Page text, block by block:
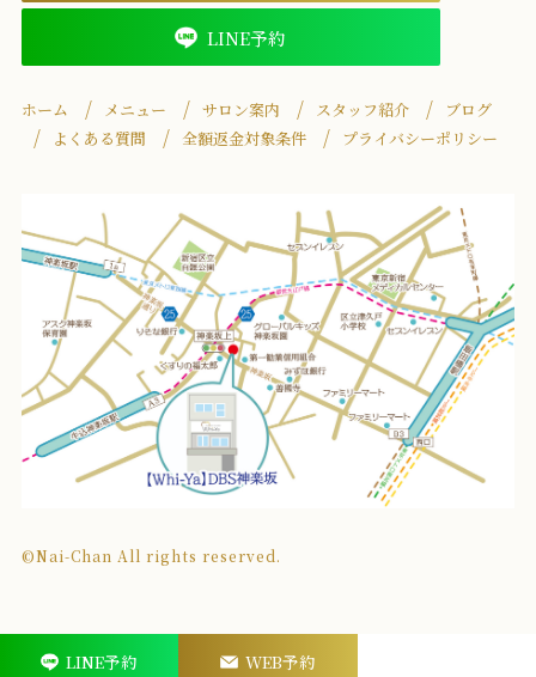
LINE予約
ホーム メニュー サロン案内 スタッフ紹介
ブログ
よくある質問
全額返金対象条件 プライバシーポリシー
©Nai-Chan All rights reserved.
LINE予約 WEB予約